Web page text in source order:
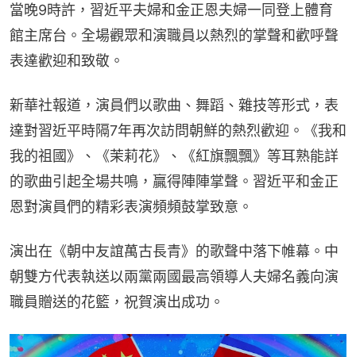
當晚9時許，習近平夫婦和金正恩夫婦一同登上體育
館主席台。全場觀眾和演職員以熱烈的掌聲和歡呼聲
表達歡迎和致敬。
新華社報道，演員們以歌曲、舞蹈、雜技等形式，表
達對習近平時隔7年再次訪問朝鮮的熱烈歡迎。《我和
我的祖國》、《茉莉花》、《紅旗飄飄》等耳熟能詳
的歌曲引起全場共鳴，贏得陣陣掌聲。習近平和金正
恩對演員們的精彩表演頻頻鼓掌致意。
演出在《朝中友誼萬古長青》的歌聲中落下帷幕。中
朝雙方代表執送以兩黨兩國最高領導人夫婦名義向演
職員贈送的花籃，祝賀演出成功。